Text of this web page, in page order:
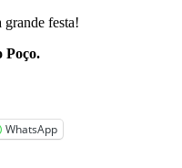
grande festa!
Poço.
WhatsApp